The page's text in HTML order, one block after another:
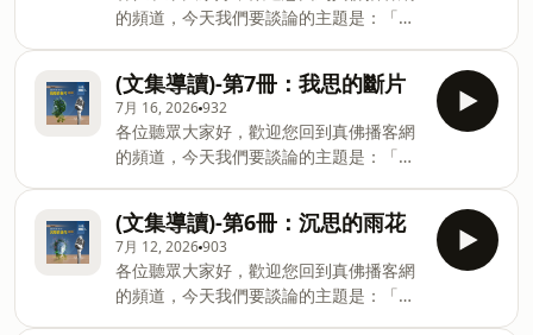
介紹，連結請按此。若想深入了解這本書
完整內容，請上「真佛般若藏」網站線上
閱讀。(前往真佛般若藏)。
「死角」中創造價值。以人為本的管理智
烈的市場中保持清醒，不盲從、不失去良
知。當你感到商場如戰場般冷酷時，這集
節目將為您提供一種既務實又具備「當局
者清」的獨特視角。關於本書更多深入的
介紹，連結請按此。若想深入了解這本書
完整內容，請上「真佛般若藏」網站線上
閱讀。(前往真佛般若藏)。
學習如何在愛中保持無私與包容。我們也
會聊到如何對抗世俗的虛偽，並在無常的
世界中，尋找承諾與情感的永恆價值，為
生活注入溫暖的力量。關於本書更多深入
的介紹，連結請按此處。若想深入了解這
本書完整內容，請上「真佛般若藏」網站
的頻道，今天我們要談論的主題是：「蓮
本書的導讀。許多人對金錢抱持矛盾的態
度，但金錢本身並無善惡。本書跳脫傳統
說教，教導我們如何在現實浪潮中安身立
命。節目中將為您解析，如何將工作視為
快樂的泉源，把「推心置腹」的服務當成
一種修行。我們將探討佛教的正業觀、因
果法則與商業信譽，讓您在商場的應對進
退中，同樣能修煉出圓融的智慧。關於本
書更多深入的介紹，連結請按此處。若想
深入了解這本書完整內容，請上「真佛般
(文集導讀)-第7冊：我思的斷片
7月 16, 2026932
各位聽眾大家好，歡迎您回到真佛播客網
的頻道，今天我們要談論的主題是：「蓮
本書的導讀。在這個價值觀模糊的時代，
本書以犀利的筆觸剖析了社會怪現狀與生
命的本質。節目中，我們將探討如何衝破
盲目的流行，並從東方佛學的「無思故無
在」中，學習放下自我執著。同時，我們
(文集導讀)-第6冊：沉思的雨花
7月 12, 2026903
各位聽眾大家好，歡迎您回到真佛播客網
的頻道，今天我們要談論的主題是：「蓮